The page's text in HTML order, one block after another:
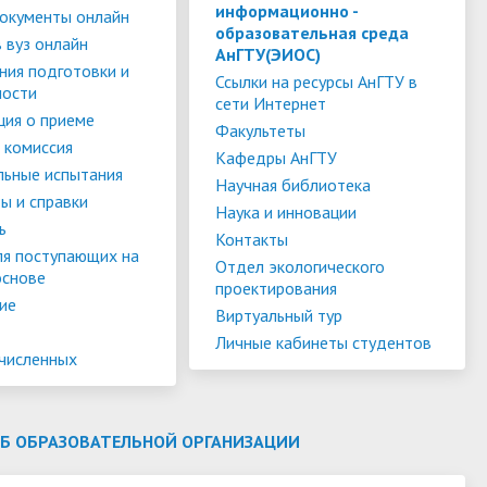
Финансово-хозяйственная
деятельность
Организация питания в
образовательной организации
Информация Министерства науки и
высшего образования РФ
Международное сотрудничество
Информационная поддержка
сотрудников и обучающихся по
вопросам коронавирусной
инфекции и организации
дистанционного обучения
платной основе
Для поступающих из ДНР, ЛНР,
Запорожской области и
Херсонской области
Дополнительный прием
онлайн
онлайн
подготовки и
о приеме
испытания
и справки
поступающих на
информационно -
образовательная среда
АнГТУ(ЭИОС)
Ссылки на ресурсы АнГТУ в
сети Интернет
Факультеты
Кафедры АнГТУ
Научная библиотека
Наука и инновации
Контакты
Отдел экологического
проектирования
Виртуальный тур
Личные кабинеты студентов
ОБРАЗОВАТЕЛЬНОЙ ОРГАНИЗАЦИИ